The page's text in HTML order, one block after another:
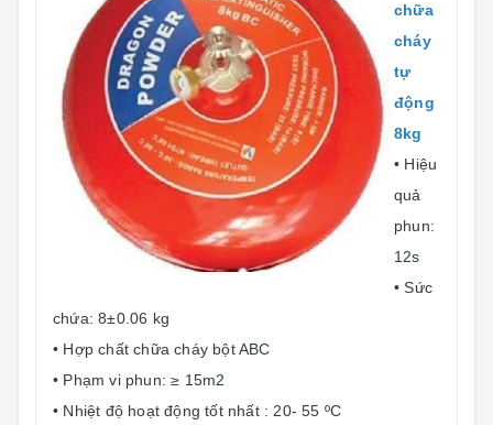
chữa
cháy
tự
động
8kg
• Hiệu
quả
phun:
12s
• Sức
chứa: 8±0.06 kg
• Hợp chất chữa cháy bột ABC
• Phạm vi phun: ≥ 15m2
• Nhiệt độ hoạt động tốt nhất : 20- 55 ºC